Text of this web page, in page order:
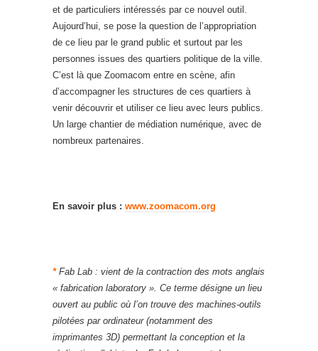
et de particuliers intéressés par ce nouvel outil.
Aujourd’hui, se pose la question de l’appropriation
de ce lieu par le grand public et surtout par les
personnes issues des quartiers politique de la ville.
C’est là que Zoomacom entre en scène, afin
d’accompagner les structures de ces quartiers à
venir découvrir et utiliser ce lieu avec leurs publics.
Un large chantier de médiation numérique, avec de
nombreux partenaires.
En savoir plus : www.zoomacom.org
*Fab Lab : vient de la contraction des mots anglais
« fabrication laboratory ». Ce terme désigne un lieu
ouvert au public où l’on trouve des machines-outils
pilotées par ordinateur (notamment des
imprimantes 3D) permettant la conception et la